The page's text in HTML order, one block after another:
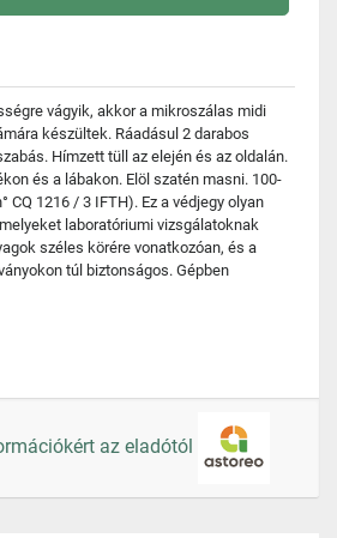
vágyik, akkor a mikroszálas midi
készültek. Ráadásul 2 darabos
Hímzett tüll az elején és az oldalán.
és a lábakon. Elöl szatén masni. 100-
CQ 1216 / 3 IFTH). Ez a védjegy olyan
laboratóriumi vizsgálatoknak
széles körére vonatkozóan, és a
túl biztonságos. Gépben
az eladótól